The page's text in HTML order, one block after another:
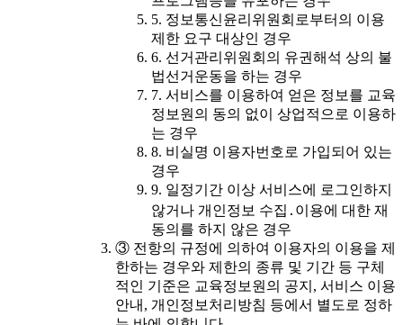
5. 정보통신윤리위원회로부터의 이용
제한 요구 대상인 경우
6. 선거관리위원회의 유권해석 상의 불
법선거운동을 하는 경우
7. 서비스를 이용하여 얻은 정보를 교육
정보원의 동의 없이 상업적으로 이용하
는 경우
8. 비실명 이용자번호로 가입되어 있는
경우
9. 일정기간 이상 서비스에 로그인하지
않거나 개인정보 수집․이용에 대한 재
동의를 하지 않은 경우
③ 전항의 규정에 의하여 이용자의 이용을 제
한하는 경우와 제한의 종류 및 기간 등 구체
적인 기준은 교육정보원의 공지, 서비스 이용
안내, 개인정보처리방침 등에서 별도로 정하